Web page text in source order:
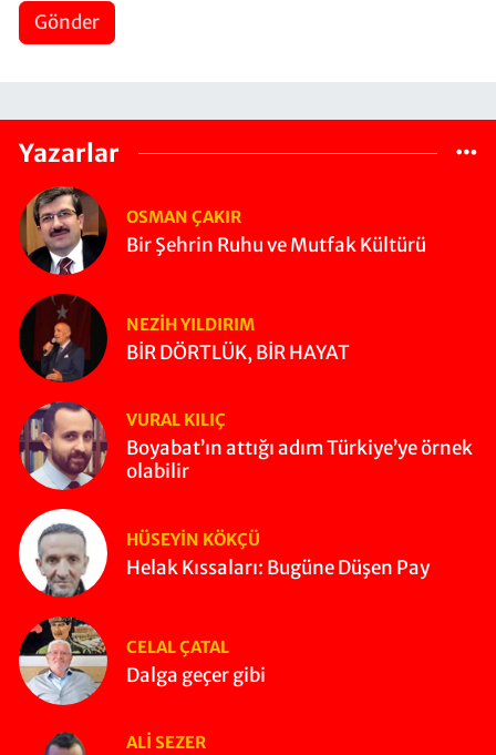
Gönder
Yazarlar
OSMAN ÇAKIR
Bir Şehrin Ruhu ve Mutfak Kültürü
NEZIH YILDIRIM
BİR DÖRTLÜK, BİR HAYAT
VURAL KILIÇ
Boyabat’ın attığı adım Türkiye’ye örnek
olabilir
HÜSEYIN KÖKÇÜ
Helak Kıssaları: Bugüne Düşen Pay
CELAL ÇATAL
Dalga geçer gibi
ALI SEZER